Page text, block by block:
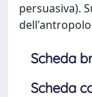
persuasiva).
Scheda
Scheda